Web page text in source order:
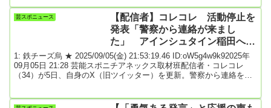
雄叫び。この試合、何度か大坂と審判にイラ立つ場面のあったチル
ステアに対し、うまく感情をコントロールした大坂が第7ゲームもブ
レーク。ミスショットは相手...
芸スポニュース
【配信者】コレコレ 活動停止を
発表「警察から連絡が来まし
た」 アインシュタイン稲田への
謝罪も
1: 鉄チーズ烏 ★ 2025/09/05(金) 21:53:19.46 ID:oW5g4w9k92025年
09月05日 21:28 芸能スポニチアネックス取材班配信者・コレコレ
（34）が5日、自身のX（旧ツイッター）を更新。警察から連絡を受
して32歳の男が逮捕されたと報じられた。コレコレは「稲田さんの